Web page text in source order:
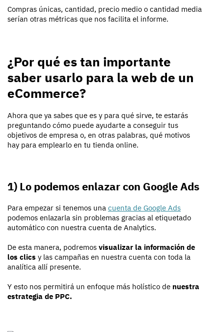
Compras únicas, cantidad, precio medio o cantidad media
serían otras métricas que nos facilita el informe.
¿Por qué es tan importante
saber usarlo para la web de un
eCommerce?
Ahora que ya sabes que es y para qué sirve, te estarás
preguntando cómo puede ayudarte a conseguir tus
objetivos de empresa o, en otras palabras, qué motivos
hay para emplearlo en tu tienda online.
1) Lo podemos enlazar con Google Ads
Para empezar si tenemos una cuenta de Google Ads
podemos enlazarla sin problemas gracias al etiquetado
automático con nuestra cuenta de Analytics.
De esta manera, podremos visualizar la información de
los clics y las campañas en nuestra cuenta con toda la
analítica allí presente.
Y esto nos permitirá un enfoque más holístico de nuestra
estrategia de PPC.